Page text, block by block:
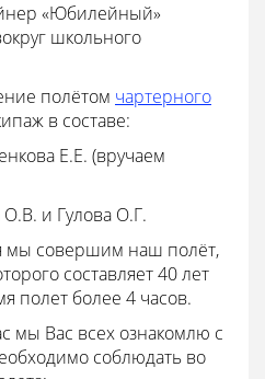
«Юбилейный»
школьного
полётом чартерного
в составе:
Е.Е. (вручаем
и Гулова О.Г.
мы совершим наш полёт,
составляет 40 лет
полет более 4 часов.
мы Вас всех ознакомлю с
соблюдать во